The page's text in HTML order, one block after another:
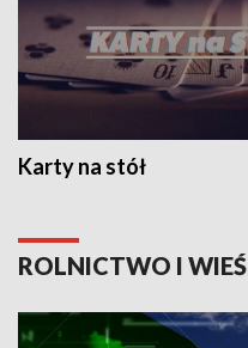
Karty na stół
ROLNICTWO I WIEŚ